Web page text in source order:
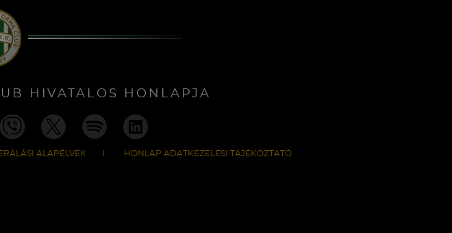
HIVATALOS HONLAPJA
ALAPELVEK HONLAP ADATKEZELÉSI TÁJÉKOZTATÓ